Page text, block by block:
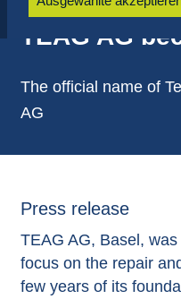
TEAG AG
The official name of
AG
Press release
TEAG AG, Basel,
focus on the repair
few years of its